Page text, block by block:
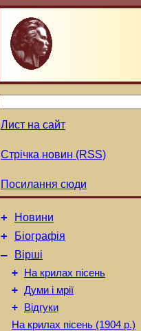
Лист на сайт
Стрічка новин (RSS)
Посилання сюди
+ Новини
+ Біографія
–
Вірші
+
На крилах пісень
+ Думи і мрії
+
Відгуки
На крилах пісень (1904 р.)